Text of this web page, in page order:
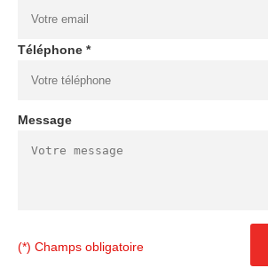
Téléphone *
Message
(*) Champs obligatoire